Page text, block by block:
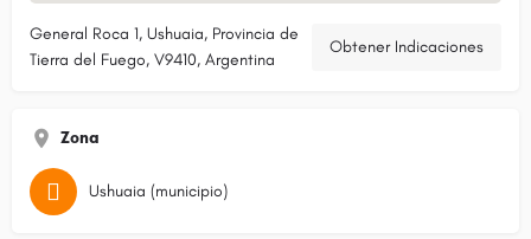
General Roca 1, Ushuaia, Provincia de
Tierra del Fuego, V9410, Argentina
Obtener Indicaciones
Zona
Ushuaia (municipio)